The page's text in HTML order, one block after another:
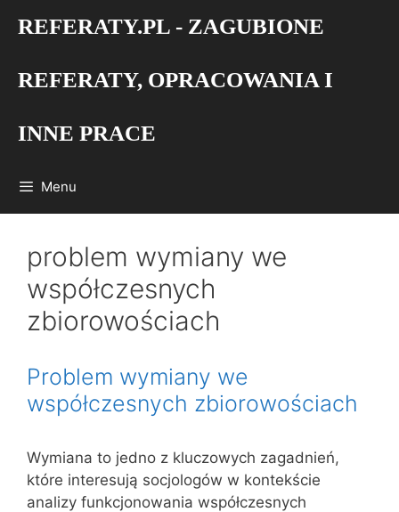
REFERATY.PL - ZAGUBIONE
REFERATY, OPRACOWANIA I
INNE PRACE
Menu
problem wymiany we
współczesnych
zbiorowościach
Problem wymiany we
współczesnych zbiorowościach
Wymiana to jedno z kluczowych zagadnień,
które interesują socjologów w kontekście
analizy funkcjonowania współczesnych